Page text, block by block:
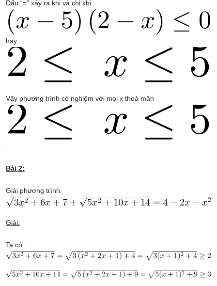
Dấu “=” xảy ra khi và chỉ khi
hay
Vậy phương trình có nghiệm với mọi x thoả mãn
Bài 2:
Giải phương trình:
Giải:
Ta có :